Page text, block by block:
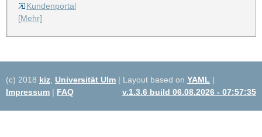
Kundenportal
[Mehr]
(c) 2018 kiz Universität Ulm | Layout based on YAML |
Impressum | FAQ v.1.3.6 build 06.08.2026 - 07:57:35